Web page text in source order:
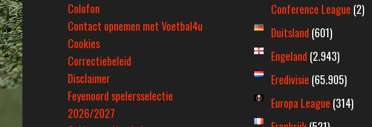
Colofon
Contact opnemen met Voetbal4u
Cookies
Correctiebeleid
Disclaimer
Feyenoord spelersselectie
2026/2027
Conference League (2)
Duitsland (601)
Engeland (2.943)
Eredivisie (65.905)
Europa League (314)